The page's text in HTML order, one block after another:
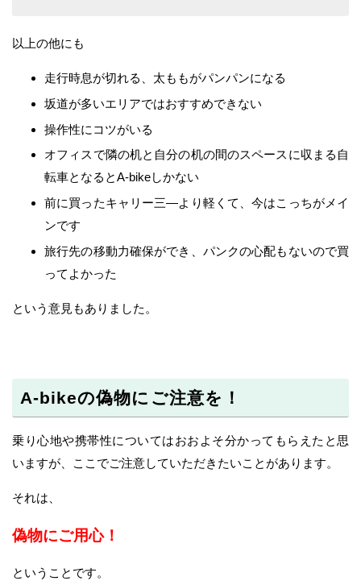
以上の他にも
走行時息が切れる、太ももがパンパンになる
坂道が多いエリアではおすすめできない
操作性にコツがいる
オフィスで隣の机と自分の机の間のスペースに収まる自
転車となるとA-bikeしかない
前に買ったキャリー三―より軽くて、今はこっちがメイ
ンです
旅行先の移動力確保ができ、パンクの心配もないので買
ってよかった
という意見もありました。
A-bikeの偽物にご注意を！
乗り心地や携帯性についてはおおよそ分かってもらえたと思
いますが、ここでご注意していただきたいことがあります。
それは、
偽物にご用心！
ということです。